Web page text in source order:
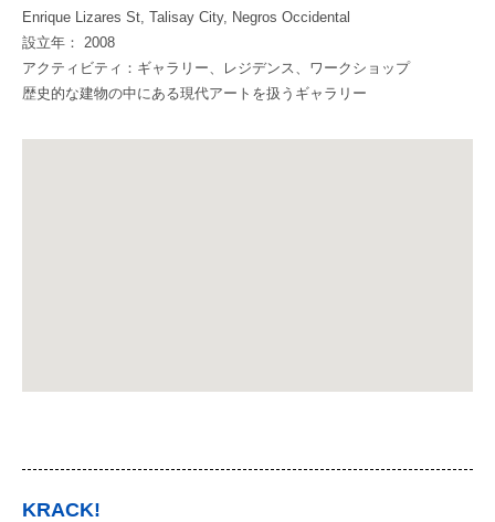
Enrique Lizares St, Talisay City, Negros Occidental
設立年： 2008
アクティビティ：ギャラリー、レジデンス、ワークショップ
歴史的な建物の中にある現代アートを扱うギャラリー
KRACK!